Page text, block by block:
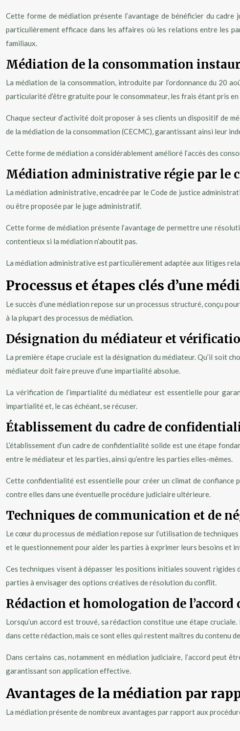
Cette forme de médiation présente l’avantage de bénéficier du
particulièrement efficace dans les affaires où les relations entre les
familiaux.
Médiation de la consommation
La médiation de la consommation, introduite par l’ordonnance du 20
particularité d’être gratuite pour le consommateur, les frais étant pris
Chaque secteur d’activité doit proposer à ses clients un dispositif de
de la médiation de la consommation (CECMC), garantissant ainsi leur
Cette forme de médiation a considérablement amélioré l’accès des
Médiation administrative régie par le
La médiation administrative, encadrée par le Code de justice
ou être proposée par le juge administratif.
Cette forme de médiation présente l’avantage de permettre une
contentieux si la médiation n’aboutit pas.
La médiation administrative est particulièrement adaptée aux litiges
Processus et étapes clés d’une
Le succès d’une médiation repose sur un processus structuré, conçu
à la plupart des processus de médiation.
Désignation du médiateur et
La première étape cruciale est la désignation du médiateur. Qu’il soit
médiateur doit faire preuve d’une impartialité absolue.
La vérification de l’impartialité du médiateur est essentielle pour
impartialité et, le cas échéant, se récuser.
Établissement du cadre de
L’établissement d’un cadre de confidentialité solide est une étape
entre le médiateur et les parties, ainsi qu’entre les parties elles-mêmes.
Cette confidentialité est essentielle pour créer un climat de
contre elles dans une éventuelle procédure judiciaire ultérieure.
Techniques de communication et de
Le cœur du processus de médiation repose sur l’utilisation de
et le questionnement pour aider les parties à exprimer leurs besoins et
Ces techniques visent à dépasser les positions initiales souvent
parties à envisager des options créatives de résolution du conflit.
Rédaction et homologation de l’accord
Lorsqu’un accord est trouvé, sa rédaction constitue une étape
dans cette rédaction, mais ce sont elles qui restent maîtres du contenu de
Dans certains cas, notamment en médiation judiciaire, l’accord peut
garantissant son application effective.
Avantages de la médiation par
La médiation présente de nombreux avantages par rapport aux